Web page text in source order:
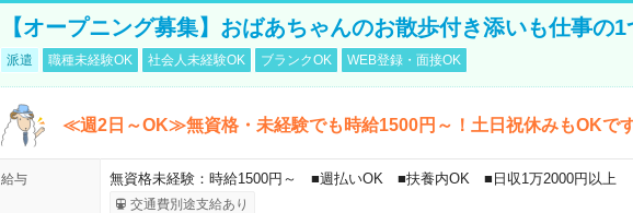
【オープニング募集】おばあちゃんのお散歩付き添いも仕事の1
派遣 職種未経験OK 社会人未経験OK ブランクOK WEB登録・面接OK
≪週2日～OK≫無資格・未経験でも時給1500円～！土日祝休みもOKです
給与 無資格未経験：時給1500円～ ■週払いOK ■扶養内OK ■日収1万2000円以上
交通費別途支給あり